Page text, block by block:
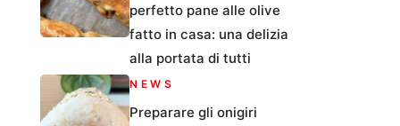
perfetto pane alle olive
fatto in casa: una delizia
alla portata di tutti
NEWS
Preparare gli onigiri